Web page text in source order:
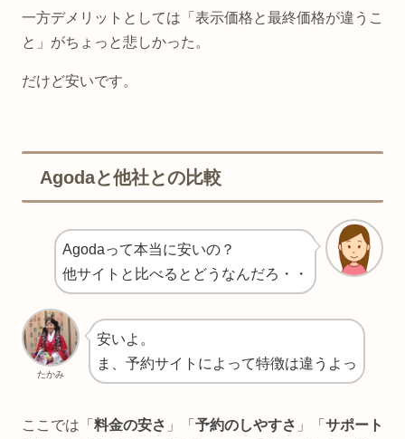
一方デメリットとしては「表示価格と最終価格が違うこ
と」がちょっと悲しかった。
だけど安いです。
Agodaと他社との比較
Agodaって本当に安いの？
他サイトと比べるとどうなんだろ・・
たかみ
安いよ。
ま、予約サイトによって特徴は違うよっ
ここでは「 料金の安さ 」「 予約のしやすさ 」「 サポート